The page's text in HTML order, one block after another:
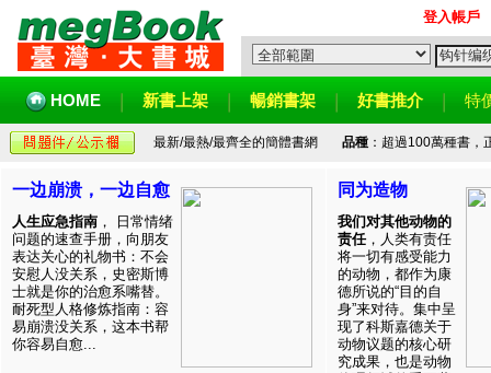
登入帳戶
HOME 新書上架 暢銷書架 好書推介 特
最新/最熱/最齊全的簡體書網 品種：超過100萬種書，
一边崩溃，一边自愈
人生应急指南 ， 日常情绪
问题的速查手册，向朋友
表达关心的礼物书：不会
安慰人没关系，史密斯博
士就是你的治愈系嘴替。
耐死型人格修炼指南：容
易崩溃没关系，这本书帮
你容易自愈...
同为造物
我们对其他动物的
责任，人类有责任
将一切有感受能力
的动物，都作为康
德所说的“目的自
身”来对待。集中呈
现了科斯嘉德关于
动物议题的核心研
究成果，也是动物